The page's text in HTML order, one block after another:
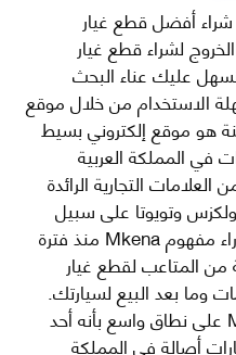
أفضل قطع غيار
لشراء قطع غيار
عليك عناء البحث
الاستخدام من خلال موقع
هو موقع إلكتروني بسيط
في المملكة العربية
التجارية الرائدة
وتويوتا على سبيل
المثال لا الحصر. نشأت الفكرة وراء مفهوم Mkena منذ فترة
المتاعب لقطع غيار
وما بعد البيع لسيارتك.
ومنذ ذلك الحين ، اشتهر Mkena على نطاق واسع بأنه أحد
أصالة في المملكة